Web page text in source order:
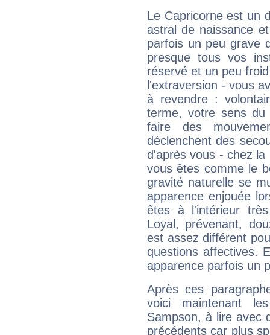
Le Capricorne est un
astral de naissance
parfois un peu grave
presque tous vos
réservé et un peu
l'extraversion - vous
à revendre :
terme, votre sens
faire des
déclenchent des
d'après vous - chez
vous êtes comme le
gravité naturelle se
apparence enjouée
êtes à l'intérieur
Loyal, prévenant,
est assez différent
questions affectives.
apparence parfois un
Après ces
voici maintenant
Sampson, à lire avec
précédents car plus